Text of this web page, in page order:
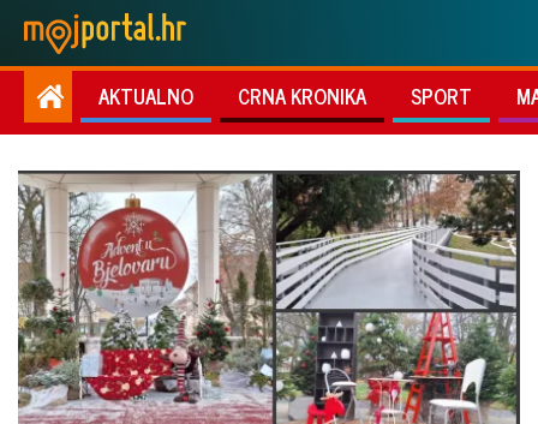
AKTUALNO CRNA KRONIKA SPORT